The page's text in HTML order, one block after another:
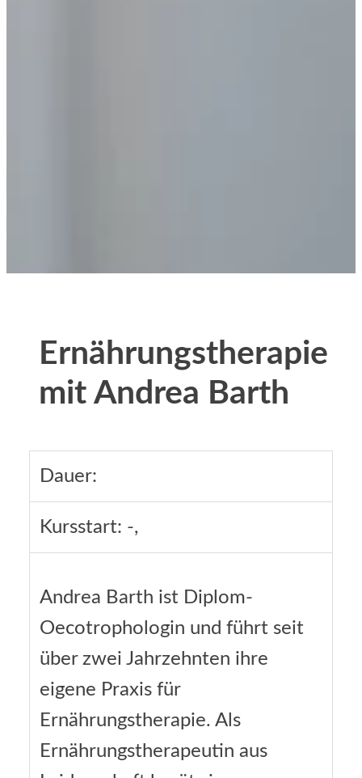
Ernährungstherapie
mit Andrea Barth
Dauer:
Kursstart: -,
Andrea Barth ist Diplom-
Oecotrophologin und führt seit
über zwei Jahrzehnten ihre
eigene Praxis für
Ernährungstherapie. Als
Ernährungstherapeutin aus